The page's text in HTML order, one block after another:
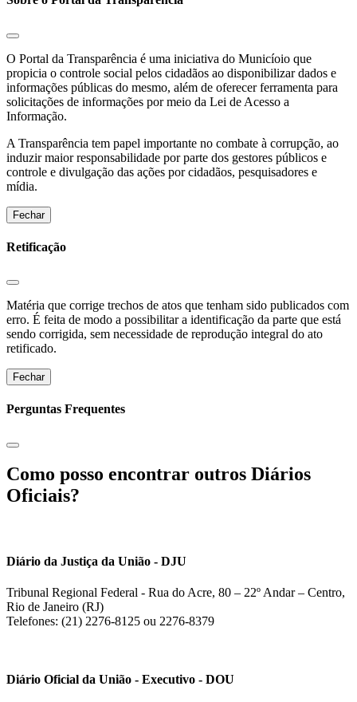
O Portal da Transparência é uma iniciativa do Municíoio que
propicia o controle social pelos cidadãos ao disponibilizar dados e
informações públicas do mesmo, além de oferecer ferramenta para
solicitações de informações por meio da Lei de Acesso a
Informação.
A Transparência tem papel importante no combate à corrupção, ao
induzir maior responsabilidade por parte dos gestores públicos e
controle e divulgação das ações por cidadãos, pesquisadores e
mídia.
Fechar
Retificação
Matéria que corrige trechos de atos que tenham sido publicados com
erro. É feita de modo a possibilitar a identificação da parte que está
sendo corrigida, sem necessidade de reprodução integral do ato
retificado.
Fechar
Perguntas Frequentes
Como posso encontrar outros Diários
Oficiais?
Diário da Justiça da União - DJU
Tribunal Regional Federal - Rua do Acre, 80 – 22º Andar – Centro,
Rio de Janeiro (RJ)
Telefones: (21) 2276-8125 ou 2276-8379
Diário Oficial da União - Executivo - DOU